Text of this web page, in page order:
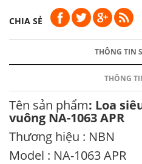
CHIA SẺ
THÔNG TIN
THÔNG
Tên sản phẩm: Loa
vuông NA-1063 APR
Thương hiệu : NBN
Model : NA-1063 APR